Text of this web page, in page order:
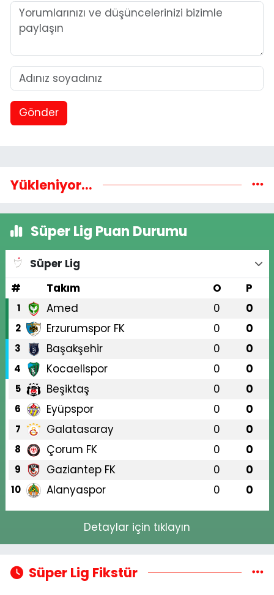
Gönder
Yükleniyor...
Süper Lig Puan Durumu
Süper Lig
#
Takım O P
1 Amed 0 0
2 Erzurumspor FK 0 0
3 Başakşehir 0 0
4 Kocaelispor 0 0
5 Beşiktaş 0 0
6 Eyüpspor 0 0
7 Galatasaray 0 0
8 Çorum FK 0 0
9 Gaziantep FK 0 0
10 Alanyaspor 0 0
Detaylar için tıklayın
Süper Lig Fikstür